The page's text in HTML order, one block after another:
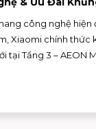
công nghệ hiện
Xiaomi chính thức
tại Tầng 3 – AEON